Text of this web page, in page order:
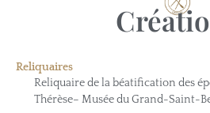
Reliquaires
Reliquaire de la béatification des
Thérèse– Musée du Grand-Saint-